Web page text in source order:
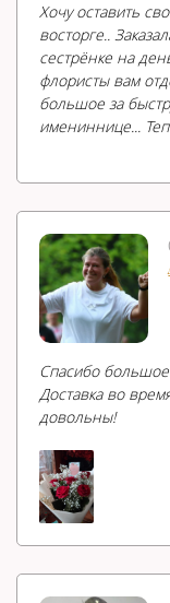
Хочу оставить
восторге..
сестрёнке на
флористы вам
большое за
имениннице...
Спасибо
Доставка во
довольны!